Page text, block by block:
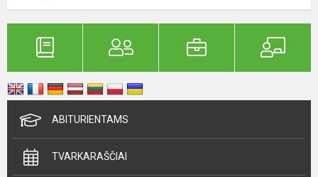
ABITURIENTAMS
TVARKARAŠČIAI